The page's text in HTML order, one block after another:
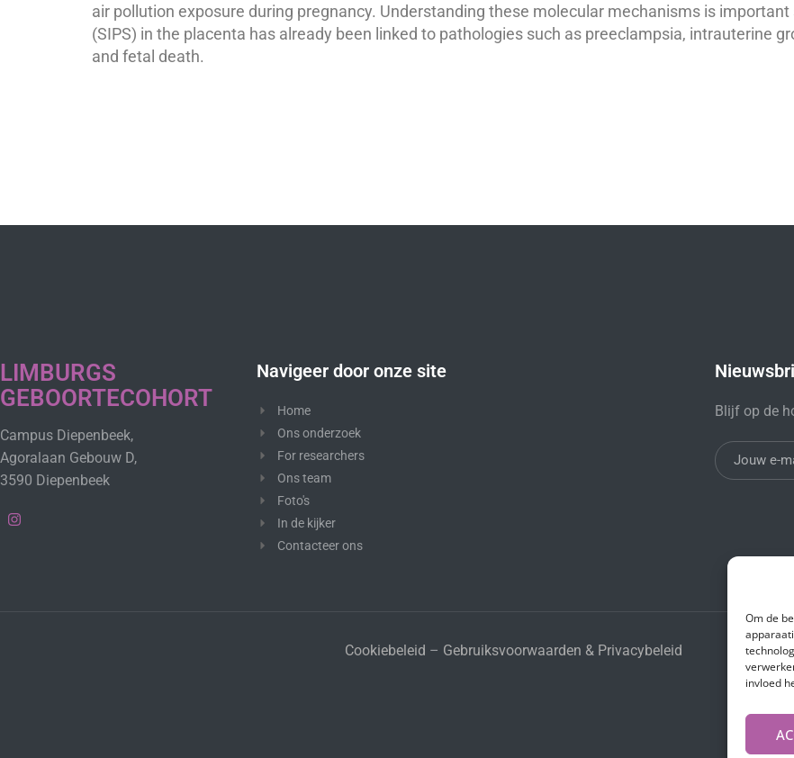
Om de
invloed
air pollution exposure during pregnancy. Understanding these molecular mechanisms is
(SIPS) in the placenta has already been linked to pathologies such as preeclampsia, intrauterine
and fetal death.
LIMBURGS
GEBOORTECOHORT
Campus Diepenbeek,
Agoralaan Gebouw D,
3590 Diepenbeek
Navigeer door onze site
Home
Ons onderzoek
For researchers
Ons team
Foto's
In de kijker
Contacteer ons
Blijf op de
Cookiebeleid – Gebruiksvoorwaarden & Privacybeleid